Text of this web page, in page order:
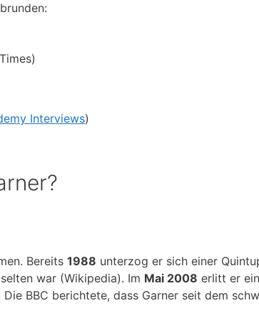
Interviews)
Bereits 1988 unterzog er sich einer
war (Wikipedia). Im Mai 2008 erlitt er
BBC berichtete, dass Garner seit dem